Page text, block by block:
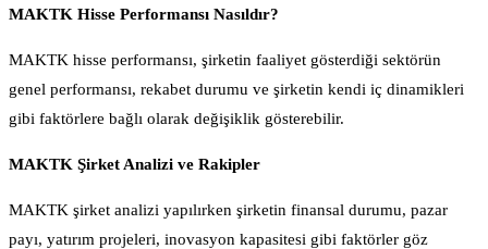
MAKTK Hisse Performansı Nasıldır?
MAKTK hisse performansı, şirketin faaliyet gösterdiği sektörün
genel performansı, rekabet durumu ve şirketin kendi iç dinamikleri
gibi faktörlere bağlı olarak değişiklik gösterebilir.
MAKTK Şirket Analizi ve Rakipler
MAKTK şirket analizi yapılırken şirketin finansal durumu, pazar
payı, yatırım projeleri, inovasyon kapasitesi gibi faktörler göz